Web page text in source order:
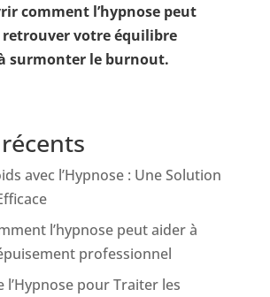
comment l’hypnose peut
retrouver votre équilibre
surmonter le burnout.
avec l’Hypnose : Une Solution
l’hypnose peut aider à
professionnel
l’Hypnose pour Traiter les